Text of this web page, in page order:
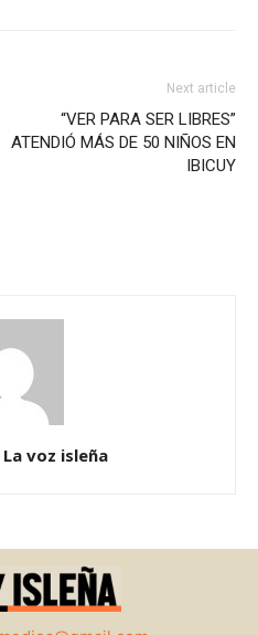
Next article
“VER PARA SER LIBRES”
ATENDIÓ MÁS DE 50 NIÑOS EN
IBICUY
voz isleña